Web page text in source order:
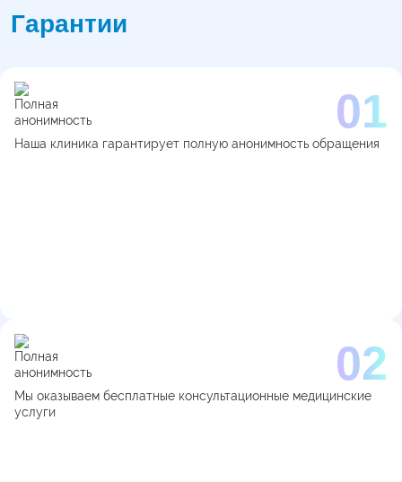
Гарантии
Наша клиника гарантирует полную анонимность обращения
Мы оказываем бесплатные консультационные медицинские
услуги